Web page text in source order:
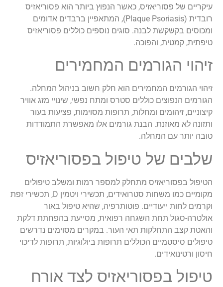
עיקריים של פסוריאזיס, כאשר הנפוץ ביותר הוא פסוריאזיס
רובדית (Plaque Psoriasis), המתאפיין ברבדים אדומים
ומכוסים בקשקשת לבנה. סוגים נוספים כוללים פסוריאזיס
טיפתית, קמטית, והפוכה.
זיהוי הגורמים המחמירים
זיהוי הגורמים המחמירים הוא חלק חשוב בניהול המחלה.
הגורמים הנפוצים כוללים סטרס ומתח נפשי, שינויי מזג אוויר
קיצוניים, זיהומים ומחלות, תרופות מסוימות, פציעות בעור
ותזונה לא מאוזנת. הבנת גורמים אלו מאפשרת התמודדות
טובה יותר עם המחלה.
שלבים של טיפול בפסוריאזיס
הטיפול בפסוריאזיס מתחלק למספר רמות ומשלב טיפולים
מקומיים כמו משחות סטרואידים, תכשירי ויטמין D, תכשירי זפת
וקרמים לחות ייעודיים. פוטותרפיה, שהיא טיפול באור
אולטרה-סגול תחת השגחה רפואית, מסייעת בהפחתת דלקת
והאטת קצב התחלקות תאי העור. במקרים מסוימים נדרשים
טיפולים סיסטמיים הכוללים תרופות ביולוגיות, תרופות לדיכוי
חיסון ורטינואידים.
טיפול בפסוריאזיס לצד אורח